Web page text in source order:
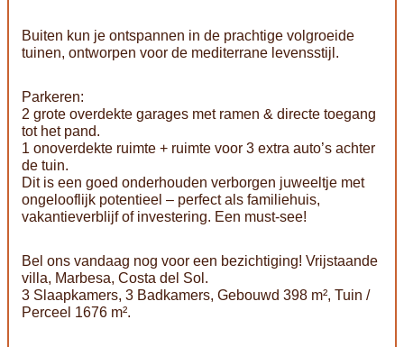
Buiten kun je ontspannen in de prachtige volgroeide
tuinen, ontworpen voor de mediterrane levensstijl.
Parkeren:
2 grote overdekte garages met ramen & directe toegang
tot het pand.
1 onoverdekte ruimte + ruimte voor 3 extra auto’s achter
de tuin.
Dit is een goed onderhouden verborgen juweeltje met
ongelooflijk potentieel – perfect als familiehuis,
vakantieverblijf of investering. Een must-see!
Bel ons vandaag nog voor een bezichtiging! Vrijstaande
villa, Marbesa, Costa del Sol.
3 Slaapkamers, 3 Badkamers, Gebouwd 398 m², Tuin /
Perceel 1676 m².